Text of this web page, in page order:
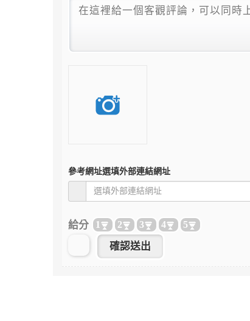
參考網址選填外部連結網址
給分 1 2 3 4 5